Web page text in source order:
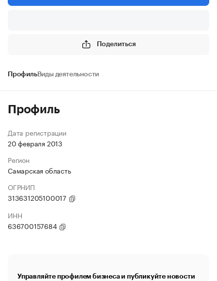
Поделиться
ПрофильВиды деятельности
Профиль
Дата регистрации
20 февраля 2013
Регион
Самарская область
ОГРНИП
313631205100017
ИНН
636700157684
Управляйте профилем бизнеса и публикуйте новости